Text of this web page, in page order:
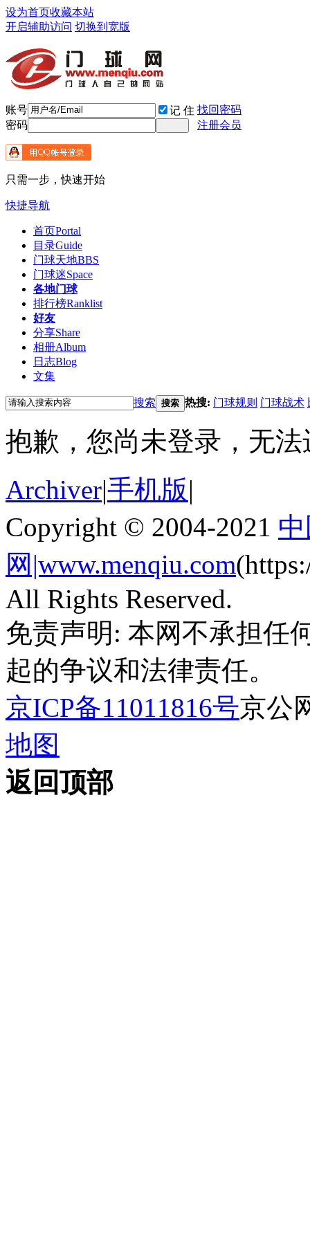
设为首页收藏本站
开启辅助访问 切换到宽版
账号 记 住 找回密码
密码
注册会员
只需一步，快速开始
快捷导航
首页Portal
目录Guide
门球天地BBS
门球迷Space
各地门球
排行榜Ranklist
好友
分享Share
相册Album
日志Blog
文集
搜索 搜索 热搜: 门球规则 门球战术
抱歉，您尚未登录，无
Archiver|手机版|
Copyright © 2004-2021
网|www.menqiu.com
All Rights Reserved.
免责声明: 本网不承担任
起的争议和法律责任。
京ICP备11011816号京公
地图
返回顶部